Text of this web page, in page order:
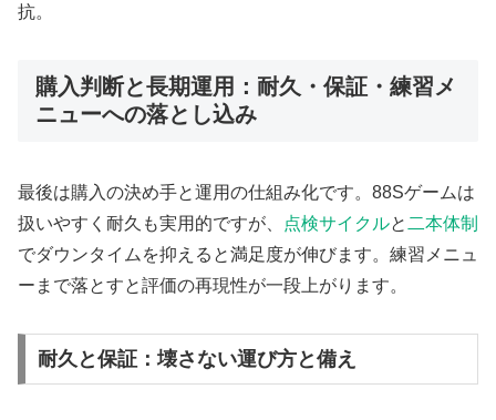
抗。
購入判断と長期運用：耐久・保証・練習メ
ニューへの落とし込み
最後は購入の決め手と運用の仕組み化です。88Sゲームは
扱いやすく耐久も実用的ですが、
点検サイクルと 二本体制
でダウンタイムを抑えると満足度が伸びます。練習メニュ
ーまで落とすと評価の再現性が一段上がります。
耐久と保証：壊さない運び方と備え